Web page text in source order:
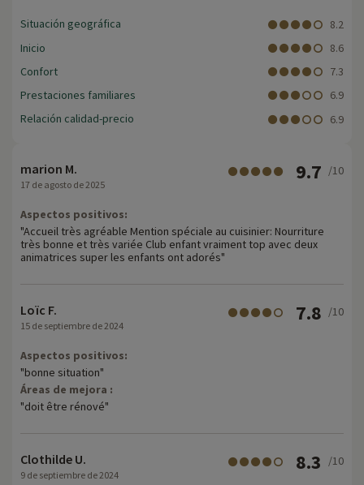
Situación geográfica
8.2
Inicio
8.6
Confort
7.3
Prestaciones familiares
6.9
Relación calidad-precio
6.9
marion M.
17 de agosto de 2025
9.7 /10
Aspectos positivos:
"Accueil très agréable Mention spéciale au cuisinier: Nourriture
très bonne et très variée Club enfant vraiment top avec deux
animatrices super les enfants ont adorés"
Loïc F.
15 de septiembre de 2024
7.8 /10
Aspectos positivos:
"bonne situation"
Áreas de mejora :
"doit être rénové"
Clothilde U.
9 de septiembre de 2024
8.3 /10